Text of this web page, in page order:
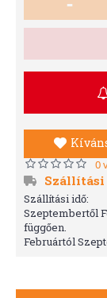
0
Szállítási idő:
Szeptembertől
függően.
Februártól